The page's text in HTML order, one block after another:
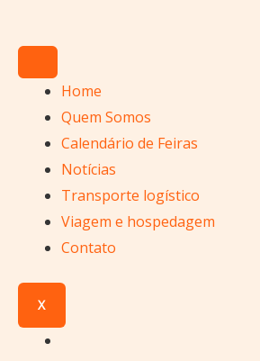
conteúdoHome
Quem Somos
Calendário de Feiras
Notícias
Transporte logístico
Viagem e hospedagem
Contato
X